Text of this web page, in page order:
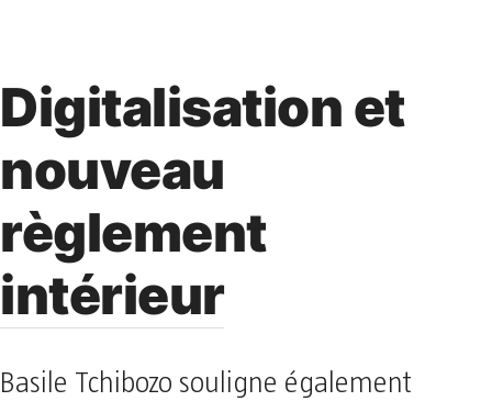
Digitalisation et
nouveau
règlement
intérieur
Basile Tchibozo souligne également